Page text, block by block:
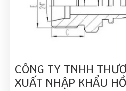
—————————————
CÔNG TY TNHH
XUẤT NHẬP KHẨU